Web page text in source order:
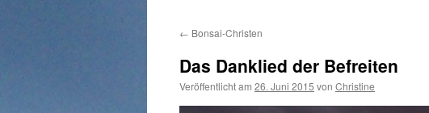
← Bonsai-Christen
Das Danklied der Befreiten
Veröffentlicht am 26. Juni 2015 von Christine